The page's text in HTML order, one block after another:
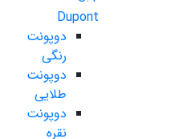
Dupont
دوپونت
رنگی
دوپونت
طلایی
دوپونت
نقره